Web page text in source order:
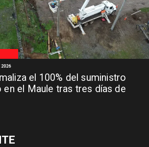
el 100% del suministro
en el Maule tras tres días de
2026